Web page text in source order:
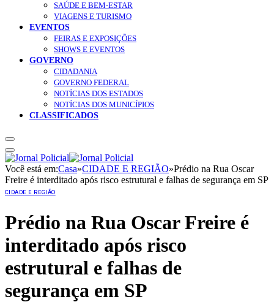
SAÚDE E BEM-ESTAR
VIAGENS E TURISMO
EVENTOS
FEIRAS E EXPOSIÇÕES
SHOWS E EVENTOS
GOVERNO
CIDADANIA
GOVERNO FEDERAL
NOTÍCIAS DOS ESTADOS
NOTÍCIAS DOS MUNICÍPIOS
CLASSIFICADOS
Você está em:Casa»CIDADE E REGIÃO»Prédio na Rua Oscar
Freire é interditado após risco estrutural e falhas de segurança em SP
CIDADE E REGIÃO
Prédio na Rua Oscar Freire é
interditado após risco
estrutural e falhas de
segurança em SP